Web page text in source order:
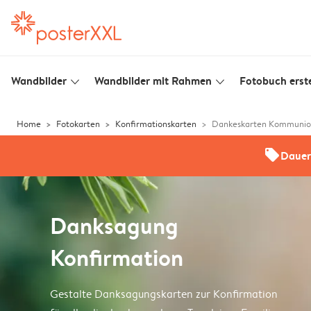
Wandbilder slim_arrow_down Wandbilder mit Rahmen slim_arrow_down Fotobuch
Home Fotokarten Konfirmationskarten Dankeskarten
offers
Danksagung
Konfirmation
Gestalte Danksagungskarten zur Konfirmation